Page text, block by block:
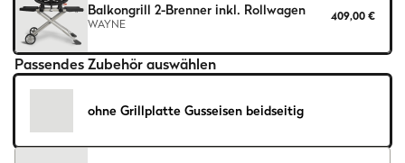
Balkongrill 2-Brenner inkl. Rollwagen
WAYNE
409,00 €
Passendes Zubehör auswählen
ohne Grillplatte Gusseisen beidseitig